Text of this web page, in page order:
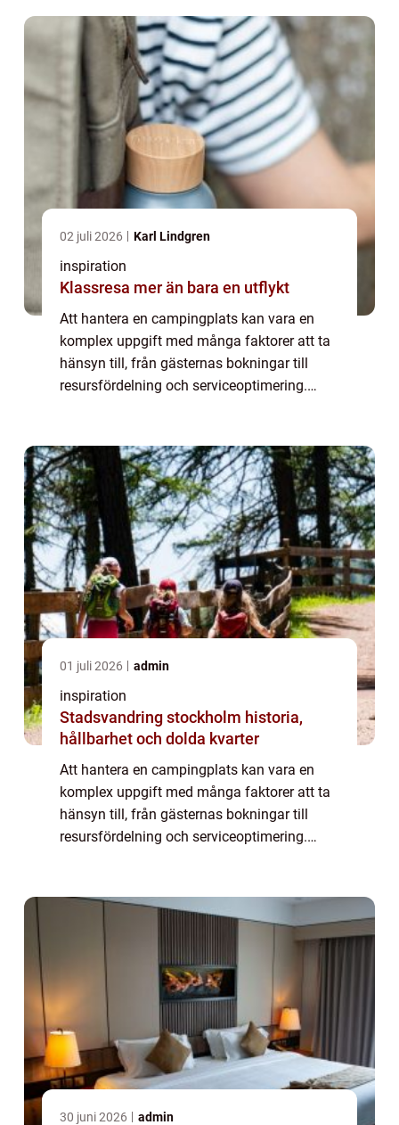
02 juli 2026 Karl Lindgren
inspiration
Klassresa mer än bara en utflykt
Att hantera en campingplats kan vara en
komplex uppgift med många faktorer att ta
hänsyn till, från gästernas bokningar till
resursfördelning och serviceoptimering.
01 juli 2026 admin
inspiration
Stadsvandring stockholm historia,
hållbarhet och dolda kvarter
Att hantera en campingplats kan vara en
komplex uppgift med många faktorer att ta
hänsyn till, från gästernas bokningar till
resursfördelning och serviceoptimering.
30 juni 2026 admin